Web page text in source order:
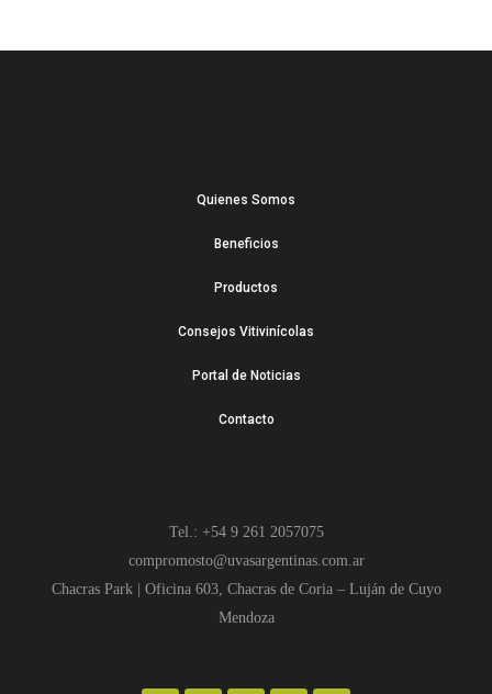
Quienes Somos
Beneficios
Productos
Consejos Vitivinícolas
Portal de Noticias
Contacto
Tel.: +54 9 261 2057075
compromosto@uvasargentinas.com.ar
Chacras Park | Oficina 603, Chacras de Coria – Luján de Cuyo
Mendoza